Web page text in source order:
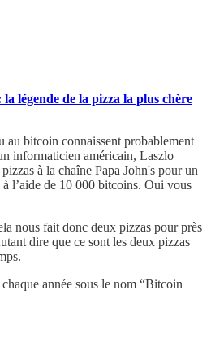
légende de la pizza la plus chère
au bitcoin connaissent probablement
informaticien américain, Laszlo
à la chaîne Papa John's pour un
l’aide de 10 000 bitcoins. Oui vous
nous fait donc deux pizzas pour près
dire que ce sont les deux pizzas
année sous le nom “Bitcoin